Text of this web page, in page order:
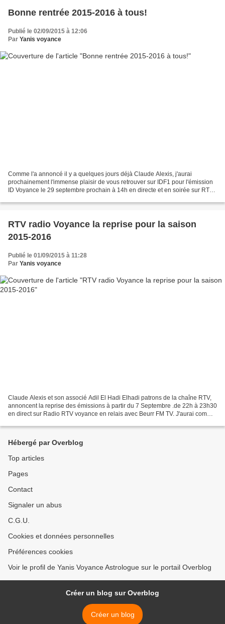
Bonne rentrée 2015-2016 à tous!
Publié le 02/09/2015 à 12:06
Par Yanis voyance
Comme l'a annoncé il y a quelques jours déjà Claude Alexis, j'aurai
prochainement l'immense plaisir de vous retrouver sur IDF1 pour l'émission
ID Voyance le 29 septembre prochain à 14h en directe et en soirée sur RTV.
RTV radio Voyance la reprise pour la saison
2015-2016
Publié le 01/09/2015 à 11:28
Par Yanis voyance
Claude Alexis et son associé Adil El Hadi Elhadi patrons de la chaîne RTV,
annoncent la reprise des émissions à partir du 7 Septembre .de 22h à 23h30
en direct sur Radio RTV voyance en relais avec Beurr FM TV. J'aurai comme
Hébergé par Overblog
Top articles
Pages
Contact
Signaler un abus
C.G.U.
Cookies et données personnelles
Préférences cookies
Voir le profil de Yanis Voyance Astrologue sur le portail Overblog
Créer un blog sur Overblog
Créer un blog